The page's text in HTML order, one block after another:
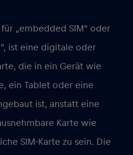
für „embedded SIM“ oder
ist eine digitale oder
die in ein Gerät wie
ein Tablet oder eine
ist, anstatt eine
Karte wie
SIM-Karte zu sein. Die